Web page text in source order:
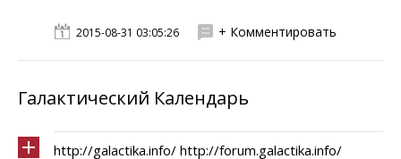
2015-08-31 03:05:26 + Комментировать
Галактический Календарь
http://galactika.info/ http://forum.galactika.info/